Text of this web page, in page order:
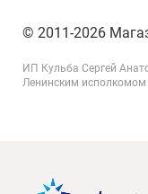
© 2011-2026
ИП Кульба Сергей
Ленинским